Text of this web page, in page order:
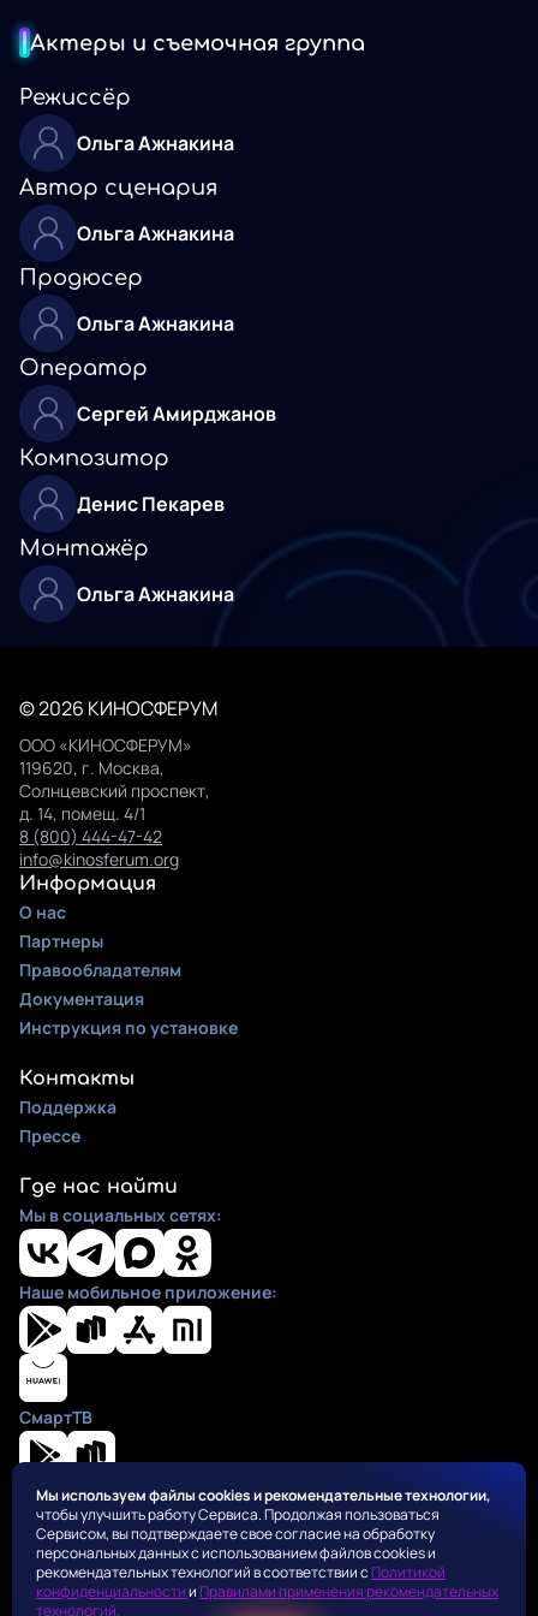
Актеры и съемочная группа
Режиссёр
Ольга Ажнакина
Автор сценария
Ольга Ажнакина
Продюсер
Ольга Ажнакина
Оператор
Сергей Амирджанов
Композитор
Денис Пекарев
Монтажёр
Ольга Ажнакина
© 2026 КИНОСФЕРУМ
ООО «КИНОСФЕРУМ»
119620, г. Москва,
Солнцевский проспект,
д. 14, помещ. 4/1
8 (800) 444-47-42
info@kinosferum.org
Информация
О нас
Партнеры
Правообладателям
Документация
Инструкция по установке
Контакты
Поддержка
Прессе
Где нас найти
Мы в социальных сетях:
Наше мобильное приложение:
СмартТВ
Положения
Пользовательское соглашение
Политика конфиденциальности
Правила применения рекомендательных алгоритмов
Мы используем файлы cookies и рекомендательные технологии,
чтобы улучшить работу Сервиса. Продолжая пользоваться
Сервисом, вы подтверждаете свое согласие на обработку
персональных данных с использованием файлов cookies и
рекомендательных технологий в соответствии с Политикой
конфиденциальностии Правилами применения рекомендательных
технологий.